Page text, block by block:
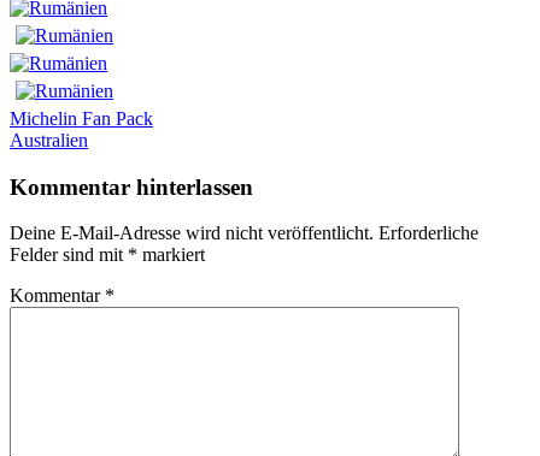
Beitrags-
Navigation
Vorheriger
Beitrag:
Michelin Fan Pack
Nächster
Australien
Kommentar hinterlassen
Deine E-Mail-Adresse wird nicht veröffentlicht. Erforderliche
Felder sind mit * markiert
Kommentar *